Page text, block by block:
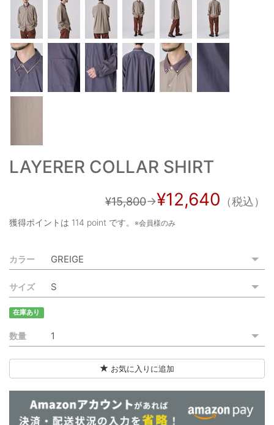
MENS : メンズ
LADIES : レディース
新規会員登録
お買い物カゴ
ご利用規約
LAYERER COLLAR SHIRT
¥15,800→¥12,640 （税込）
獲得ポイントは 114 point です。 ※会員様のみ
カラー
サイズ
在庫あり
数量
お気に入りに追加